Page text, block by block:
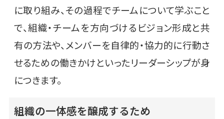
に取り組み、その過程でチームについて学ぶこと
で、組織・チームを方向づけるビジョン形成と共
有の方法や、メンバーを自律的・協力的に行動さ
せるための働きかけといったリーダーシップが身
につきます。
組織の一体感を醸成するため